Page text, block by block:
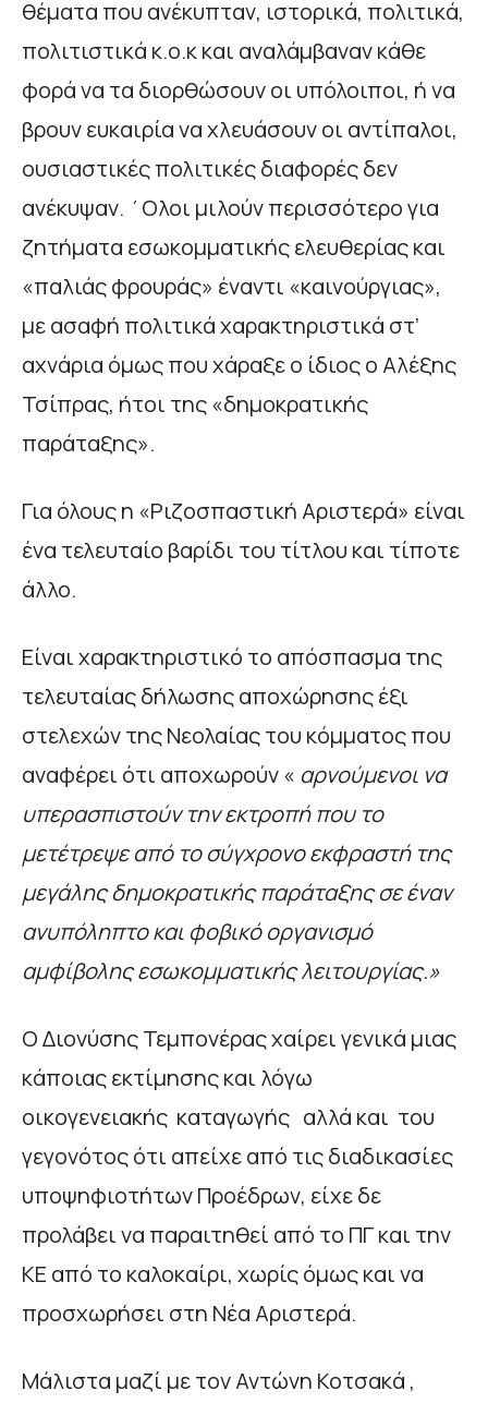
θέματα που ανέκυπταν, ιστορικά, πολιτικά,
πολιτιστικά κ.ο.κ και αναλάμβαναν κάθε
φορά να τα διορθώσουν οι υπόλοιποι, ή να
βρουν ευκαιρία να χλευάσουν οι αντίπαλοι,
ουσιαστικές πολιτικές διαφορές δεν
ανέκυψαν. ΄Ολοι μιλούν περισσότερο για
ζητήματα εσωκομματικής ελευθερίας και
«παλιάς φρουράς» έναντι «καινούργιας»,
με ασαφή πολιτικά χαρακτηριστικά στ’
αχνάρια όμως που χάραξε ο ίδιος ο Αλέξης
Τσίπρας, ήτοι της «δημοκρατικής
παράταξης».
Για όλους η «Ριζοσπαστική Αριστερά» είναι
ένα τελευταίο βαρίδι του τίτλου και τίποτε
άλλο.
Είναι χαρακτηριστικό το απόσπασμα της
τελευταίας δήλωσης αποχώρησης έξι
στελεχών της Νεολαίας του κόμματος που
αναφέρει ότι αποχωρούν « αρνούμενοι να
υπερασπιστούν την εκτροπή που το
μετέτρεψε από το σύγχρονο εκφραστή της
μεγάλης δημοκρατικής παράταξης σε έναν
ανυπόληπτο και φοβικό οργανισμό
αμφίβολης εσωκομματικής λειτουργίας.»
Ο Διονύσης Τεμπονέρας χαίρει γενικά μιας
κάποιας εκτίμησης και λόγω
οικογενειακής καταγωγής αλλά και του
γεγονότος ότι απείχε από τις διαδικασίες
υποψηφιοτήτων Προέδρων, είχε δε
προλάβει να παραιτηθεί από το ΠΓ και την
ΚΕ από το καλοκαίρι, χωρίς όμως και να
προσχωρήσει στη Νέα Αριστερά.
Μάλιστα μαζί με τον Αντώνη Κοτσακά ,